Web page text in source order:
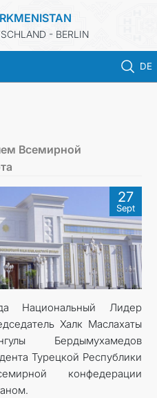
- BERLIN
DE
ABTEILUNG
TURKMENISTAN
Всемирной
27
Sept
Национальный Лидер
Халк Маслахаты
Бердымухамедов
Турецкой Республики
конфедерации